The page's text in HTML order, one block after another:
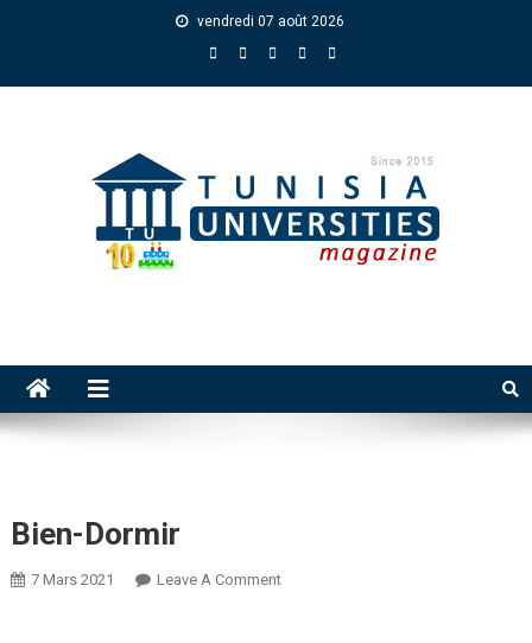
vendredi 07 août 2026
Bien-Dormir
7 Mars 2021 Leave A Comment